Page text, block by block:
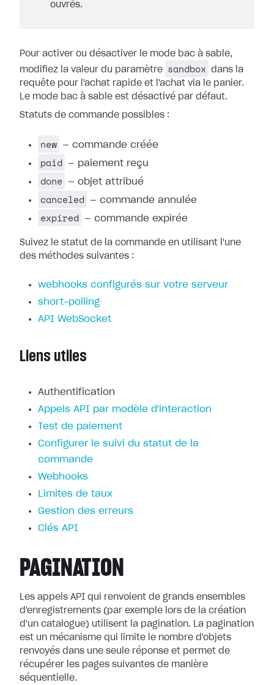
ouvrés.
Pour activer ou désactiver le mode bac à sable,
modifiez la valeur du paramètre
sandbox
dans la
requête pour l'achat rapide et l'achat via le panier.
Le mode bac à sable est désactivé par défaut.
Statuts de commande possibles :
new — commande créée
paid — paiement reçu
done — objet attribué
canceled — commande annulée
expired — commande expirée
Suivez le statut de la commande en utilisant l'une
des méthodes suivantes :
webhooks configurés sur votre serveur
short-polling
API WebSocket
Liens utiles
Authentification
Appels API par modèle d'interaction
Test de paiement
Configurer le suivi du statut de la
commande
Webhooks
Limites de taux
Gestion des erreurs
Clés API
PAGINATION
Les appels API qui renvoient de grands ensembles
d'enregistrements (par exemple lors de la création
d'un catalogue) utilisent la pagination. La pagination
est un mécanisme qui limite le nombre d'objets
renvoyés dans une seule réponse et permet de
récupérer les pages suivantes de manière
séquentielle.